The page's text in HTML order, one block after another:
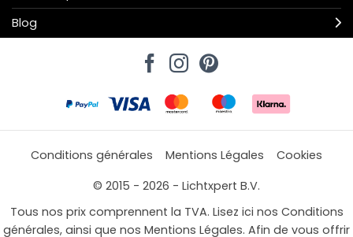
Blog
Conditions générales Mentions Légales
Cookies
© 2015 - 2026 - Lichtxpert B.V.
Tous nos prix comprennent la TVA. Lisez ici nos Conditions
générales, ainsi que nos Mentions Légales. Afin de vous offrir